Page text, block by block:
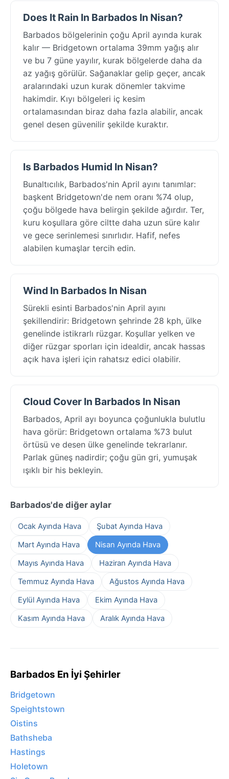
Does It Rain In Barbados In Nisan?
Barbados bölgelerinin çoğu April ayında kurak
kalır — Bridgetown ortalama 39mm yağış alır
ve bu 7 güne yayılır, kurak bölgelerde daha da
az yağış görülür. Sağanaklar gelip geçer, ancak
aralarındaki uzun kurak dönemler takvime
hakimdir. Kıyı bölgeleri iç kesim
ortalamasından biraz daha fazla alabilir, ancak
genel desen güvenilir şekilde kuraktır.
Is Barbados Humid In Nisan?
Bunaltıcılık, Barbados'nin April ayını tanımlar:
başkent Bridgetown'de nem oranı %74 olup,
çoğu bölgede hava belirgin şekilde ağırdır. Ter,
kuru koşullara göre ciltte daha uzun süre kalır
ve gece serinlemesi sınırlıdır. Hafif, nefes
alabilen kumaşlar tercih edin.
Wind In Barbados In Nisan
Sürekli esinti Barbados'nin April ayını
şekillendirir: Bridgetown şehrinde 28 kph, ülke
genelinde istikrarlı rüzgar. Koşullar yelken ve
diğer rüzgar sporları için idealdir, ancak hassas
açık hava işleri için rahatsız edici olabilir.
Cloud Cover In Barbados In Nisan
Barbados, April ayı boyunca çoğunlukla bulutlu
hava görür: Bridgetown ortalama %73 bulut
örtüsü ve desen ülke genelinde tekrarlanır.
Parlak güneş nadirdir; çoğu gün gri, yumuşak
ışıklı bir his bekleyin.
Barbados'de diğer aylar
Ocak Ayında Hava
Şubat Ayında Hava
Mart Ayında Hava
Nisan Ayında Hava
Mayıs Ayında Hava
Haziran Ayında Hava
Temmuz Ayında Hava
Ağustos Ayında Hava
Eylül Ayında Hava
Ekim Ayında Hava
Kasım Ayında Hava
Aralık Ayında Hava
Barbados En İyi Şehirler
Bridgetown
Speightstown
Oistins
Bathsheba
Hastings
Holetown